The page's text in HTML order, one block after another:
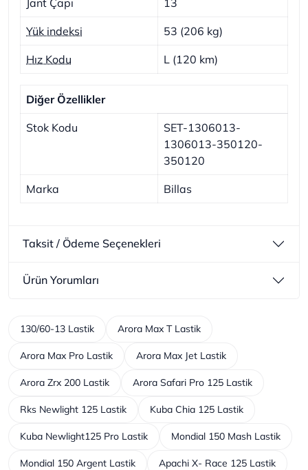
Yük indeksi 53 (206 kg)
Hız Kodu L (120 km)
Diğer Özellikler
Stok Kodu
SET-1306013-
1306013-350120-
350120
Marka Billas
Taksit / Ödeme Seçenekleri
Ürün Yorumları
130/60-13 Lastik Arora Max T Lastik
Arora Max Pro Lastik Arora Max Jet Lastik
Arora Zrx 200 Lastik Arora Safari Pro 125 Lastik
Rks Newlight 125 Lastik Kuba Chia 125 Lastik
Kuba Newlight125 Pro Lastik Mondial 150 Mash Lastik
Mondial 150 Argent Lastik Apachi X- Race 125 Lastik